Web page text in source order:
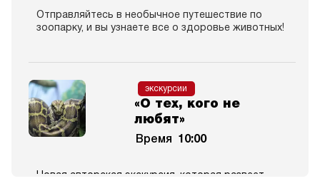
Отправляйтесь в необычное путешествие по
зоопарку, и вы узнаете все о здоровье животных!
экскурсии
«О тех, кого не
любят»
Время 10:00
Новая авторская экскурсия, которая развеет